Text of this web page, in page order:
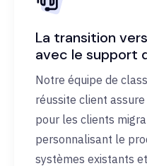
La transition
avec le support
Notre équipe de
réussite client
pour les clients
personnalisant le
systèmes existants